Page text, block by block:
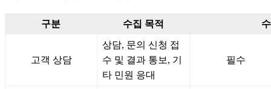
구분 수집 목적
고객 상담
상담, 문의 신청 접
수 및 결과 통보, 기
타 민원 응대
필수